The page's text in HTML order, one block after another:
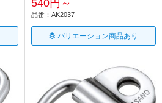
540円～
品番：AK2037
バリエーション商品あり